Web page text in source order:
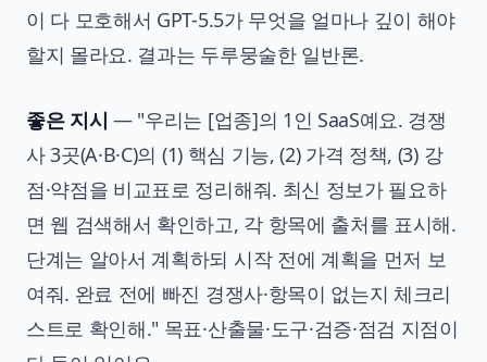
이 다 모호해서 GPT-5.5가 무엇을 얼마나 깊이 해야
할지 몰라요. 결과는 두루뭉술한 일반론.
좋은 지시 — "우리는 [업종]의 1인 SaaS예요. 경쟁
사 3곳(A·B·C)의 (1) 핵심 기능, (2) 가격 정책, (3) 강
점·약점을 비교표로 정리해줘. 최신 정보가 필요하
면 웹 검색해서 확인하고, 각 항목에 출처를 표시해.
단계는 알아서 계획하되 시작 전에 계획을 먼저 보
여줘. 완료 전에 빠진 경쟁사·항목이 없는지 체크리
스트로 확인해." 목표·산출물·도구·검증·점검 지점이